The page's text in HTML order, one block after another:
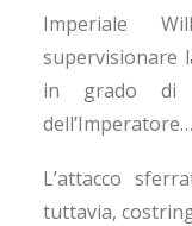
Imperiale
supervisionare
in grado di
L’attacco
tuttavia,